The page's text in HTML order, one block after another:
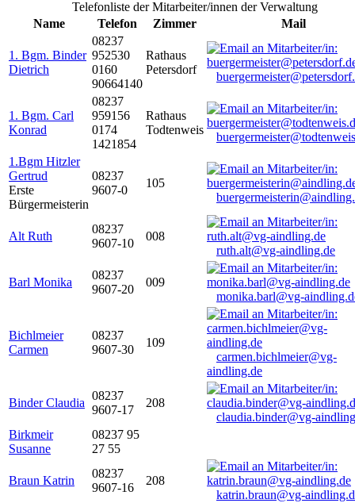
Telefonliste der Mitarbeiter/innen der Verwaltung
Name
Telefon Zimmer Mail
1. Bgm. Binder
Dietrich
08237
952530
0160
90664140
Rathaus
Petersdorf
1. Bgm. Carl
Konrad
08237
959156
0174
1421854
Rathaus
Todtenweis
1.Bgm Hitzler
Gertrud
Erste
Bürgermeisterin
08237
9607-0
105
Alt Ruth
08237
9607-10
008
ruth.alt@vg-aindling.de
Barl Monika
08237
9607-20
009
monika.barl@vg-
Bichlmeier
Carmen
08237
9607-30
109
carmen.bichlmeier@vg-
aindling.de
Binder Claudia
08237
9607-17
208
claudia.binder@vg-
Birkmeir
Susanne
08237 95
27 55
Braun Katrin
08237
9607-16
208
katrin.braun@vg-